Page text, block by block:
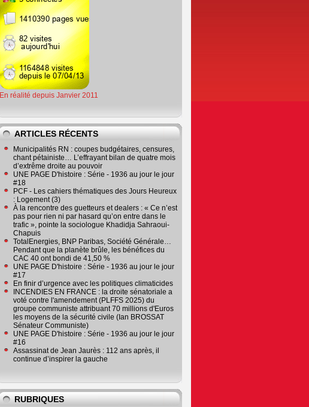
En réalité depuis Janvier 2011
ARTICLES RÉCENTS
Municipalités RN : coupes budgétaires, censures,
chant pétainiste… L’effrayant bilan de quatre mois
d’extrême droite au pouvoir
UNE PAGE D'histoire : Série - 1936 au jour le jour
#18
PCF - Les cahiers thématiques des Jours Heureux
: Logement (3)
À la rencontre des guetteurs et dealers : « Ce n’est
pas pour rien ni par hasard qu’on entre dans le
trafic », pointe la sociologue Khadidja Sahraoui-
Chapuis
TotalEnergies, BNP Paribas, Société Générale…
Pendant que la planète brûle, les bénéfices du
CAC 40 ont bondi de 41,50 %
UNE PAGE D'histoire : Série - 1936 au jour le jour
#17
En finir d’urgence avec les politiques climaticides
INCENDIES EN FRANCE : la droite sénatoriale a
voté contre l'amendement (PLFFS 2025) du
groupe communiste attribuant 70 millions d'Euros
les moyens de la sécurité civile (Ian BROSSAT
Sénateur Communiste)
UNE PAGE D'histoire : Série - 1936 au jour le jour
#16
Assassinat de Jean Jaurès : 112 ans après, il
continue d’inspirer la gauche
RUBRIQUES